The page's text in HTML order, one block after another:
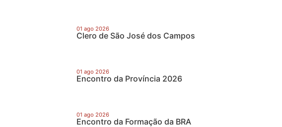
01 ago 2026
Clero de São José dos Campos
01 ago 2026
Encontro da Província 2026
01 ago 2026
Encontro da Formação da BRA